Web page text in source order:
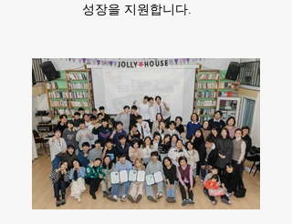
성장을 지원합니다.